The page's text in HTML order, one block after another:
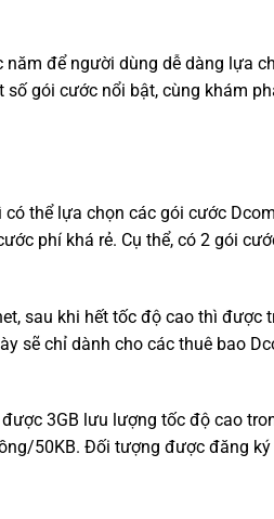
năm để người dùng dễ dàng lựa
gói cước nổi bật, cùng khám
thể lựa chọn các gói cước
phí khá rẻ. Cụ thể, có 2 gói
sau khi hết tốc độ cao thì được
sẽ chỉ dành cho các thuê bao
3GB lưu lượng tốc độ cao
50KB. Đối tượng được đăng